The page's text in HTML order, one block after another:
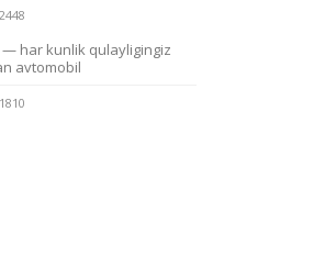
— har kunlik qulayligingiz
avtomobil